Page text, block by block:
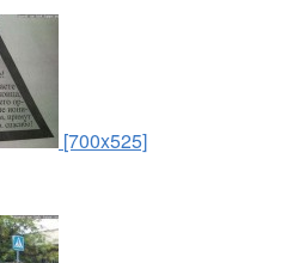
[700x525]